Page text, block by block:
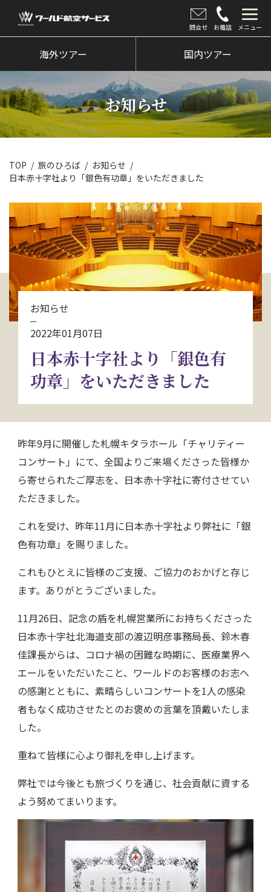
問合せ お電話 メニュー
海外ツアー
国内ツアー
クルーズツアー
ツアー催行状況
旅のひろば
イベント
新着情報
会社情報
お問い合わせ
電話にてお問い合わせ
検索
海外ツアー 国内ツアー
お知らせ
TOP 旅のひろば
お知らせ
日本赤十字社より「銀色有功章」をいただきました
お知らせ
2022年01月07日
日本赤十字社より「銀色有
功章」をいただきました
昨年9月に開催した札幌キタラホール「チャリティー
コンサート」にて、全国よりご来場くださった皆様か
ら寄せられたご厚志を、日本赤十字社に寄付させてい
ただきました。
これを受け、昨年11月に日本赤十字社より弊社に「銀
色有功章」を賜りました。
これもひとえに皆様のご支援、ご協力のおかげと存じ
ます。ありがとうございました。
11月26日、記念の盾を札幌営業所にお持ちくださった
日本赤十字社北海道支部の渡辺明彦事務局長、鈴木春
佳課長からは、コロナ禍の困難な時期に、医療業界へ
エールをいただいたこと、ワールドのお客様のお志へ
の感謝とともに、素晴らしいコンサートを1人の感染
者もなく成功させたとのお褒めの言葉を頂戴いたしま
した。
重ねて皆様に心より御礼を申し上げます。
弊社では今後とも旅づくりを通じ、社会貢献に資する
よう努めてまいります。